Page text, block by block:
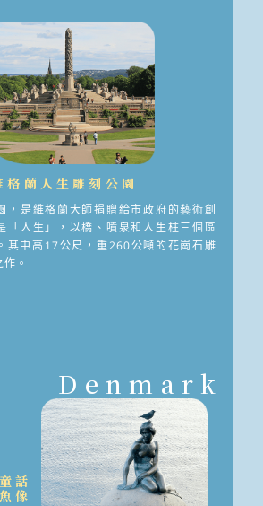
格蘭人生雕刻公園
，是維格蘭大師捐贈給市政府的藝術創
「人生」，以橋、噴泉和人生柱三個區
其中高17公尺，重260公噸的花崗石雕
。
Denmark
話
像